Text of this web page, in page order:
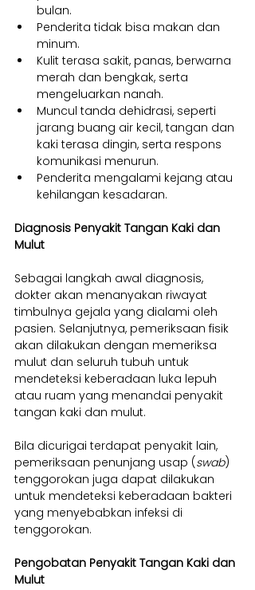
bulan.
Penderita tidak bisa makan dan
minum.
Kulit terasa sakit, panas, berwarna
merah dan bengkak, serta
mengeluarkan nanah.
Muncul tanda dehidrasi, seperti
jarang buang air kecil, tangan dan
kaki terasa dingin, serta respons
komunikasi menurun.
Penderita mengalami kejang atau
kehilangan kesadaran.
Diagnosis Penyakit Tangan Kaki dan
Mulut
Sebagai langkah awal diagnosis,
dokter akan menanyakan riwayat
timbulnya gejala yang dialami oleh
pasien. Selanjutnya, pemeriksaan fisik
akan dilakukan dengan memeriksa
mulut dan seluruh tubuh untuk
mendeteksi keberadaan luka lepuh
atau ruam yang menandai penyakit
tangan kaki dan mulut.
Bila dicurigai terdapat penyakit lain,
pemeriksaan penunjang usap (swab)
tenggorokan juga dapat dilakukan
untuk mendeteksi keberadaan bakteri
yang menyebabkan infeksi di
tenggorokan.
Pengobatan Penyakit Tangan Kaki dan
Mulut